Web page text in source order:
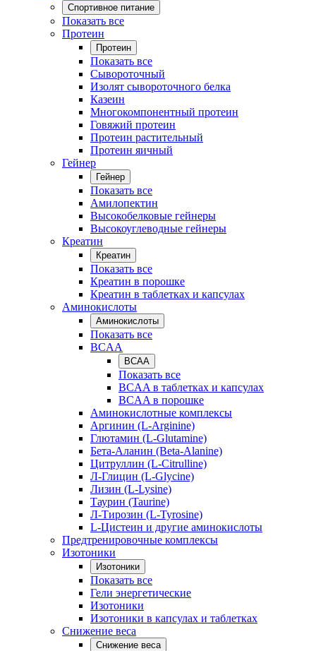
Спортивное питание
Показать все
Протеин
Протеин
Показать все
Сывороточный
Изолят сывороточного белка
Казеин
Многокомпонентный протеин
Говяжий протеин
Протеин растительный
Протеин яичный
Гейнер
Гейнер
Показать все
Амилопектин
Высокобелковые гейнеры
Высокоуглеводные гейнеры
Креатин
Креатин
Показать все
Креатин в порошке
Креатин в таблетках и капсулах
Аминокислоты
Аминокислоты
Показать все
BCAA
BCAA
Показать все
BCAA в таблетках и капсулах
BCAA в порошке
Аминокислотные комплексы
Аргинин (L-Arginine)
Глютамин (L-Glutamine)
Бета-Аланин (Beta-Alanine)
Цитруллин (L-Citrulline)
Л-Глицин (L-Glycine)
Лизин (L-Lysine)
Таурин (Taurine)
Л-Тирозин (L-Tyrosine)
L-Цистеин и другие аминокислоты
Предтренировочные комплексы
Изотоники
Изотоники
Показать все
Гели энергетические
Изотоники
Изотоники в капсулах и таблетках
Снижение веса
Снижение веса